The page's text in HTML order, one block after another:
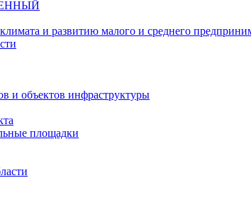
и развитию малого и среднего
и объектов инфраструктуры
площадки